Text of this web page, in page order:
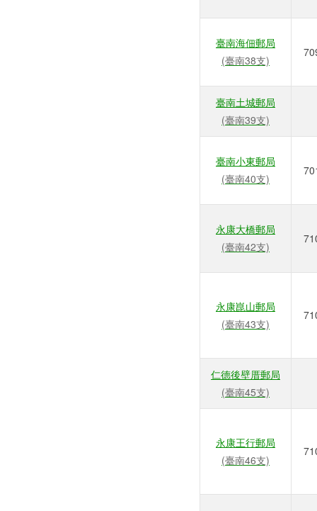
臺南海佃郵局
(臺南38支)
臺南土城郵局
(臺南39支)
臺南小東郵局
(臺南40支)
永康大橋郵局
(臺南42支)
永康崑山郵局
(臺南43支)
仁德後壁厝郵局
(臺南45支)
永康王行郵局
(臺南46支)